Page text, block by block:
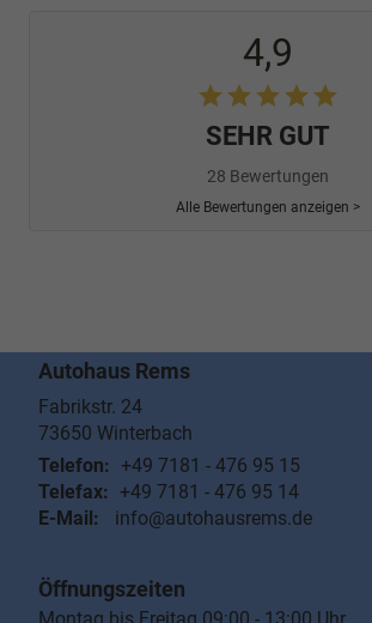
4,9
SEHR GUT
28 Bewertungen
Alle Bewertungen anzeigen >
Autohaus Rems
Fabrikstr. 24
73650 Winterbach
Telefon: +49 7181 - 476 95 15
Telefax: +49 7181 - 476 95 14
E-Mail:
info@autohausrems.de
Öffnungszeiten